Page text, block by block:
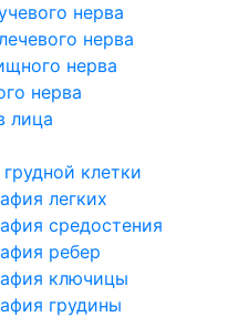
нерва
нерва
нерва
нерва
лица
клетки
легких
средостения
ребер
ключицы
грудины